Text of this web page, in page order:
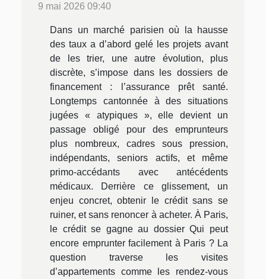
9 mai 2026 09:40
Dans un marché parisien où la hausse
des taux a d’abord gelé les projets avant
de les trier, une autre évolution, plus
discrète, s’impose dans les dossiers de
financement : l’assurance prêt santé.
Longtemps cantonnée à des situations
jugées « atypiques », elle devient un
passage obligé pour des emprunteurs
plus nombreux, cadres sous pression,
indépendants, seniors actifs, et même
primo-accédants avec antécédents
médicaux. Derrière ce glissement, un
enjeu concret, obtenir le crédit sans se
ruiner, et sans renoncer à acheter. À Paris,
le crédit se gagne au dossier Qui peut
encore emprunter facilement à Paris ? La
question traverse les visites
d’appartements comme les rendez-vous